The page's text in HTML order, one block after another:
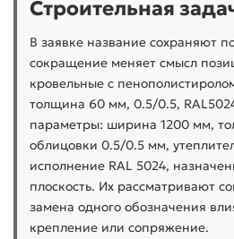
Строительная
В заявке название сохраняют
сокращение меняет смысл
кровельные с
толщина 60 мм, 0.5/0.5,
параметры: ширина 1200 мм,
облицовки 0.5/0.5 мм,
исполнение RAL 5024,
плоскость. Их рассматривают
замена одного обозначения
крепление или сопряжение.